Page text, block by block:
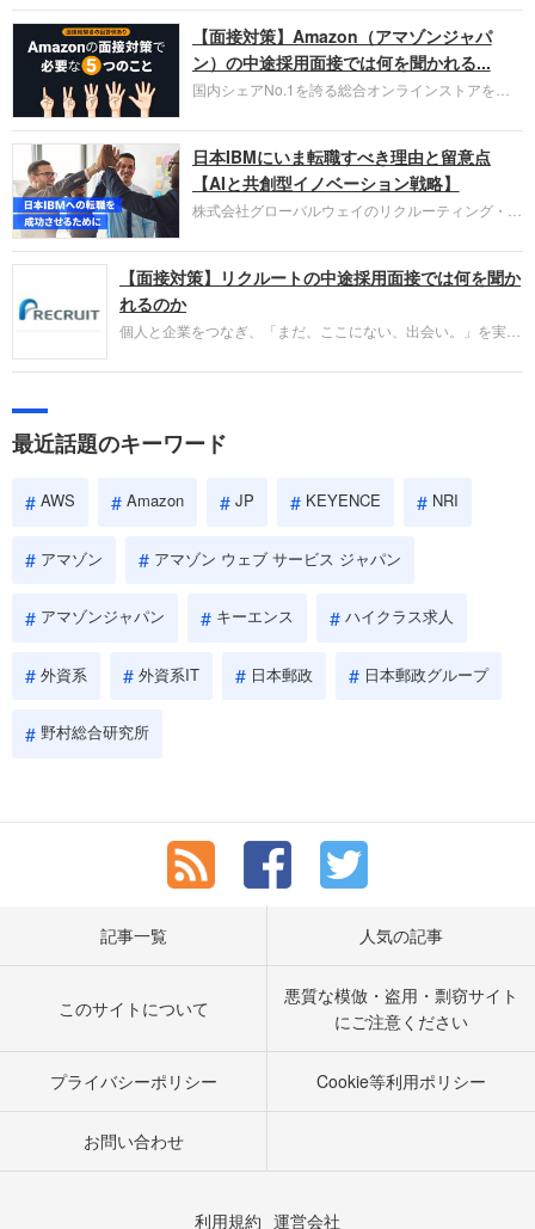
お勧めするイチオシ企業をご紹介します。今回はク
ラウド型CRMプラットフォームを提供する
HubSpot Japan（ハブスポット・ジャパン）株式会
社です。採用面接対策の企業研究にご活用くださ
い。
【面接対策】Amazon（アマゾンジャパ
ン）の中途採用面接では何を聞かれる...
国内シェアNo.1を誇る総合オンラインストアを運
圧倒的な存在感を持つAmazon。中途採用面接では
過去の具体的な業務成果やリーダーシップの発揮、
失敗からの学びが重視され、人間性やカルチャーフ
ィットも評価対象となり、長期的に成長できる仲間
であるかを多角的に審査されます。
日本IBMにいま転職すべき理由と留意点
【AIと共創型イノベーション戦略】
株式会社グローバルウェイのリクルーティング・パ
パーソンが利用する企業口コミサイト「キャリコ
ネ」の転職エージェントがお勧めするイチオシ企業
IBMです。採用面接対策の企業研究にご活用くださ
い。
【面接対策】リクルートの中途採用面接では何を聞か
れるのか
個人と企業をつなぎ、「まだ、ここにない、出会い。」を実現
やこれまでの成果を具体的に問われるほか、「人間性」も評価
しょう。
最近話題のキーワード
AWS Amazon JP KEYENCE NRI
アマゾン アマゾン ウェブ サービス ジャパン
アマゾンジャパン キーエンス ハイクラス求人
外資系 外資系IT 日本郵政 日本郵政グループ
野村総合研究所
記事一覧 人気の記事
このサイトについて
悪質な模倣・盗用・剽窃サイト
にご注意ください
プライバシーポリシー Cookie等利用ポリシー
お問い合わせ
利用規約 運営会社